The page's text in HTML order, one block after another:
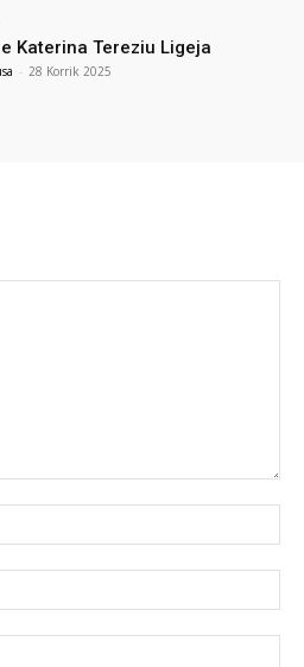
Katerina Tereziu Ligeja
- 28 Korrik 2025